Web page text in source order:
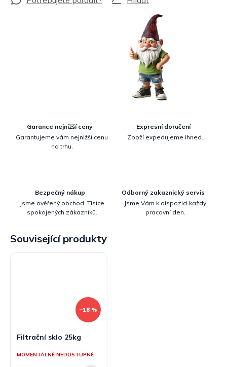
Garance nejnižší ceny
Garantujeme vám nejnižší cenu
na trhu.
Expresní doručení
Zboží expedujeme ihned.
Bezpečný nákup
Jsme ověřený obchod. Tisíce
spokojených zákazníků.
Odborný zakaznický servis
Jsme Vám k dispozici každý
pracovní den.
Související produkty
–18 %
Filtrační sklo 25kg
MOMENTÁLNĚ NEDOSTUPNÉ